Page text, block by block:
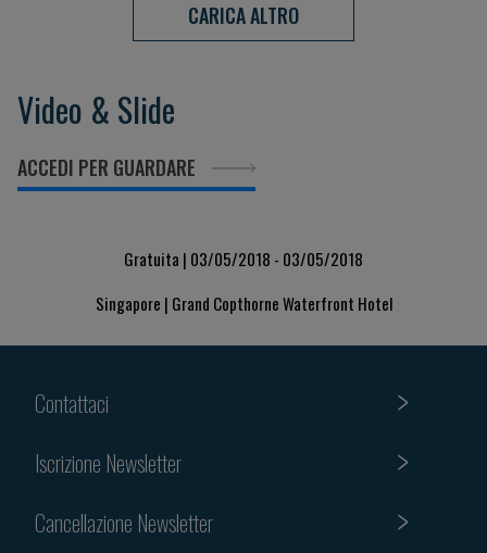
CARICA ALTRO
Video & Slide
ACCEDI PER GUARDARE
Gratuita | 03/05/2018 - 03/05/2018
Singapore | Grand Copthorne Waterfront Hotel
Contattaci
Iscrizione Newsletter
Cancellazione Newsletter